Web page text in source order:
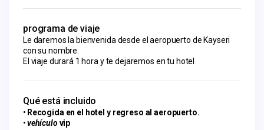
programa de viaje
Le daremos la bienvenida desde el aeropuerto de Kayseri
con su nombre.
El viaje durará 1 hora y te dejaremos en tu hotel
Qué está incluido
Recogida en el hotel y regreso al aeropuerto.
vehículovip